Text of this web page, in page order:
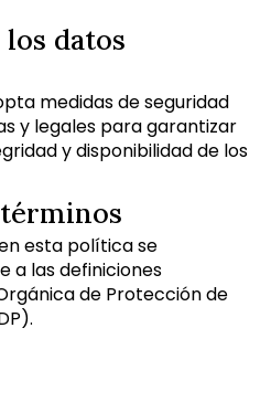
los datos
medidas de seguridad
y legales para garantizar
y disponibilidad de los
esta política se
a las definiciones
de Protección de